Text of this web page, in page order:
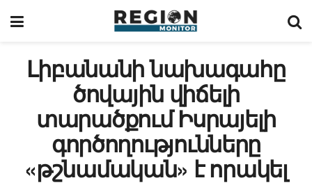
Լիբանանի նախագահը
ծովային վիճելի
տարածքում Իսրայելի
գործողությունները
«թշնամական» է որակել